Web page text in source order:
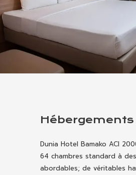
Hébergements
Dunia Hotel Bamako ACI
64 chambres standard à
abordables; de véritables